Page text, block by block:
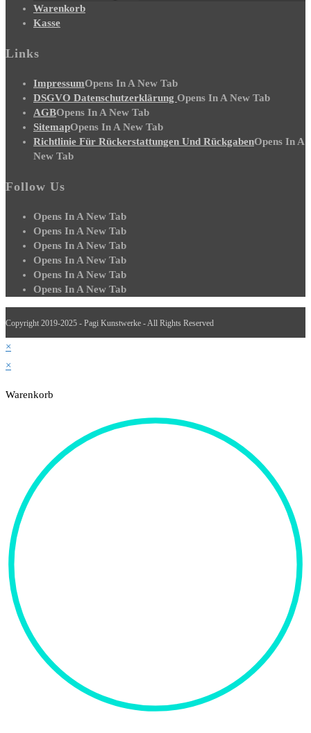
Warenkorb
Kasse
Links
ImpressumOpens In A New Tab
DSGVO Datenschutzerklärung Opens In A New Tab
AGBOpens In A New Tab
SitemapOpens In A New Tab
Richtlinie Für Rückerstattungen Und RückgabenOpens In A
New Tab
Follow Us
Opens In A New Tab
Opens In A New Tab
Opens In A New Tab
Opens In A New Tab
Opens In A New Tab
Opens In A New Tab
Copyright 2019-2025 - Pagi Kunstwerke - All Rights Reserved
×
×
Warenkorb